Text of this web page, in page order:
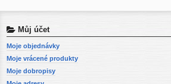
Můj účet
Moje objednávky
Moje vrácené produkty
Moje dobropisy